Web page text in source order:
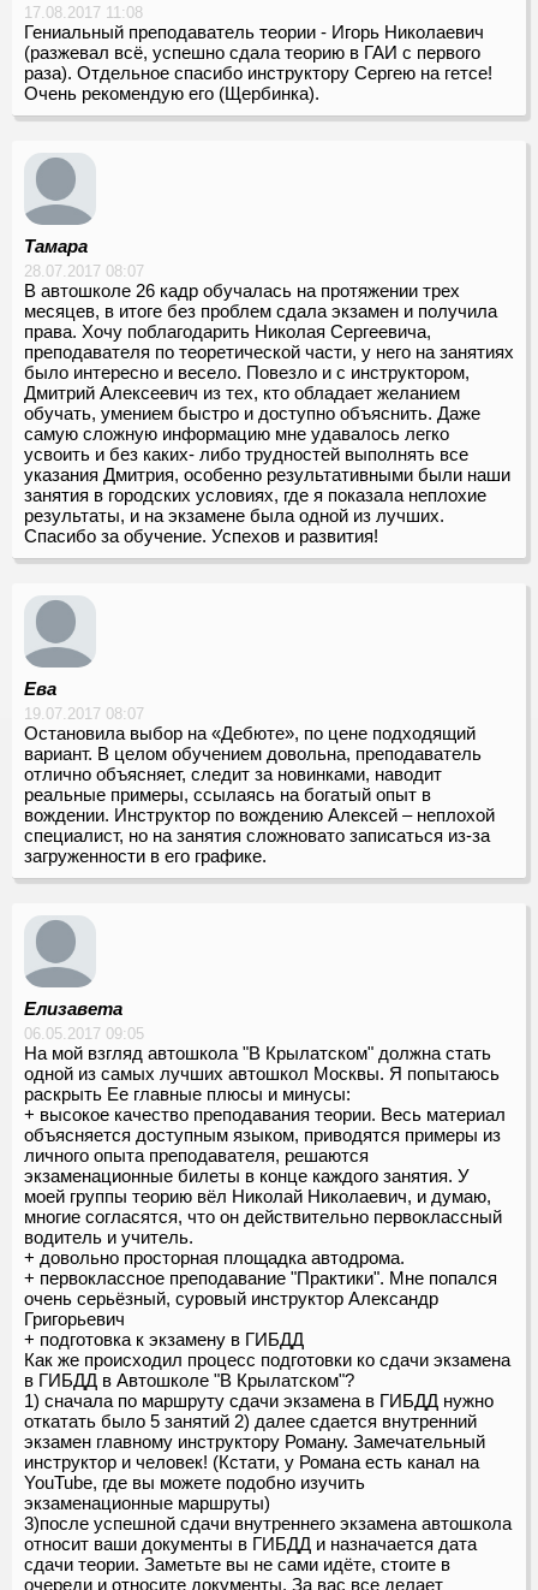
17.08.2017 11:08
Гениальный преподаватель теории - Игорь Николаевич
(разжевал всё, успешно сдала теорию в ГАИ с первого
раза). Отдельное спасибо инструктору Сергею на гетсе!
Очень рекомендую его (Щербинка).
Тамара
28.07.2017 08:07
В автошколе 26 кадр обучалась на протяжении трех
месяцев, в итоге без проблем сдала экзамен и получила
права. Хочу поблагодарить Николая Сергеевича,
преподавателя по теоретической части, у него на занятиях
было интересно и весело. Повезло и с инструктором,
Дмитрий Алексеевич из тех, кто обладает желанием
обучать, умением быстро и доступно объяснить. Даже
самую сложную информацию мне удавалось легко
усвоить и без каких- либо трудностей выполнять все
указания Дмитрия, особенно результативными были наши
занятия в городских условиях, где я показала неплохие
результаты, и на экзамене была одной из лучших.
Спасибо за обучение. Успехов и развития!
Ева
19.07.2017 08:07
Остановила выбор на «Дебюте», по цене подходящий
вариант. В целом обучением довольна, преподаватель
отлично объясняет, следит за новинками, наводит
реальные примеры, ссылаясь на богатый опыт в
вождении. Инструктор по вождению Алексей – неплохой
специалист, но на занятия сложновато записаться из-за
загруженности в его графике.
Елизавета
06.05.2017 09:05
На мой взгляд автошкола "В Крылатском" должна стать
одной из самых лучших автошкол Москвы. Я попытаюсь
раскрыть Ее главные плюсы и минусы:
+ высокое качество преподавания теории. Весь материал
объясняется доступным языком, приводятся примеры из
личного опыта преподавателя, решаются
экзаменационные билеты в конце каждого занятия. У
моей группы теорию вёл Николай Николаевич, и думаю,
многие согласятся, что он действительно первоклассный
водитель и учитель.
+ довольно просторная площадка автодрома.
+ первоклассное преподавание "Практики". Мне попался
очень серьёзный, суровый инструктор Александр
Григорьевич
+ подготовка к экзамену в ГИБДД
Как же происходил процесс подготовки ко сдачи экзамена
в ГИБДД в Автошколе "В Крылатском"?
1) сначала по маршруту сдачи экзамена в ГИБДД нужно
откатать было 5 занятий 2) далее сдается внутренний
экзамен главному инструктору Роману. Замечательный
инструктор и человек! (Кстати, у Романа есть канал на
YouTube, где вы можете подобно изучить
экзаменационные маршруты)
3)после успешной сдачи внутреннего экзамена автошкола
относит ваши документы в ГИБДД и назначается дата
сдачи теории. Заметьте вы не сами идёте, стоите в
очереди и относите документы. За вас все делает